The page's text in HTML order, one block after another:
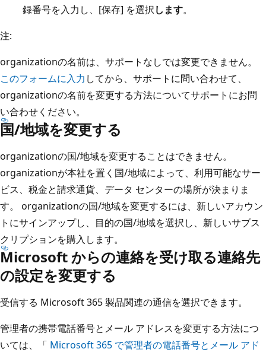
録番号を入力し、[保存] を選択します。
注:
organizationの名前は、サポートなしでは変更できません。
このフォームに入力 してから、サポートに問い合わせて、
organizationの名前を変更する方法についてサポートにお問
い合わせください。
国/地域を変更する
organizationの国/地域を変更することはできません。
organizationが本社を置く国/地域によって、利用可能なサー
ビス、税金と請求通貨、データ センターの場所が決まりま
す。 organizationの国/地域を変更するには、新しいアカウン
トにサインアップし、目的の国/地域を選択し、新しいサブス
クリプションを購入します。
Microsoft からの連絡を受け取る連絡先
の設定を変更する
受信する Microsoft 365 製品関連の通信を選択できます。
管理者の携帯電話番号とメール アドレスを変更する方法につ
いては、「 Microsoft 365 で管理者の電話番号とメール アド